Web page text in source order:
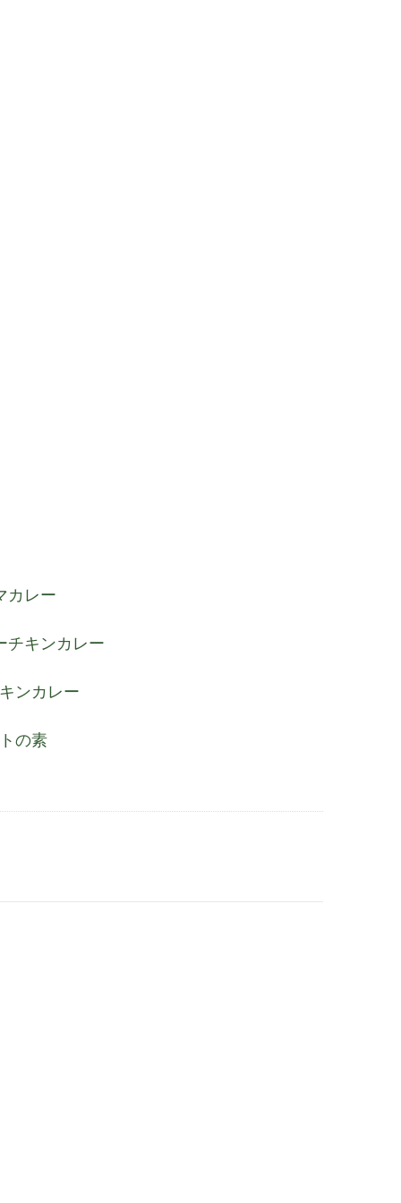
カレー
チキンカレー
ンカレー
の素